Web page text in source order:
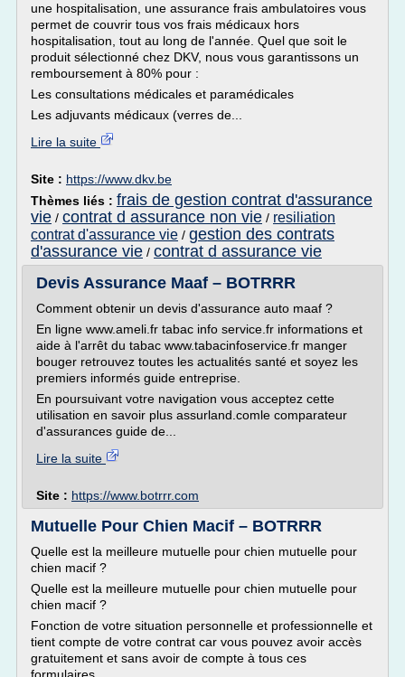
une hospitalisation, une assurance frais ambulatoires vous
permet de couvrir tous vos frais médicaux hors
hospitalisation, tout au long de l'année. Quel que soit le
produit sélectionné chez DKV, nous vous garantissons un
remboursement à 80% pour :
Les consultations médicales et paramédicales
Les adjuvants médicaux (verres de...
Lire la suite
Site : https://www.dkv.be
Thèmes liés : frais de gestion contrat d'assurance
vie / contrat d assurance non vie / resiliation
contrat d'assurance vie / gestion des contrats
d'assurance vie / contrat d assurance vie
Devis Assurance Maaf – BOTRRR
Comment obtenir un devis d'assurance auto maaf ?
En ligne www.ameli.fr tabac info service.fr informations et
aide à l'arrêt du tabac www.tabacinfoservice.fr manger
bouger retrouvez toutes les actualités santé et soyez les
premiers informés guide entreprise.
En poursuivant votre navigation vous acceptez cette
utilisation en savoir plus assurland.comle comparateur
d'assurances guide de...
Lire la suite
Site : https://www.botrrr.com
Mutuelle Pour Chien Macif – BOTRRR
Quelle est la meilleure mutuelle pour chien mutuelle pour
chien macif ?
Quelle est la meilleure mutuelle pour chien mutuelle pour
chien macif ?
Fonction de votre situation personnelle et professionnelle et
tient compte de votre contrat car vous pouvez avoir accès
gratuitement et sans avoir de compte à tous ces